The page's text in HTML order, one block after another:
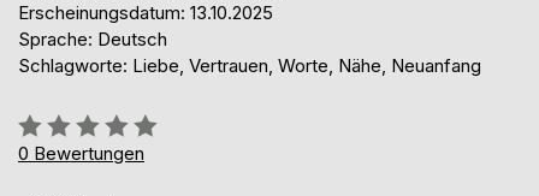
Erscheinungsdatum: 13.10.2025
Sprache: Deutsch
Schlagworte: Liebe, Vertrauen, Worte, Nähe, Neuanfang
Bewertung::
0%
0 Bewertungen